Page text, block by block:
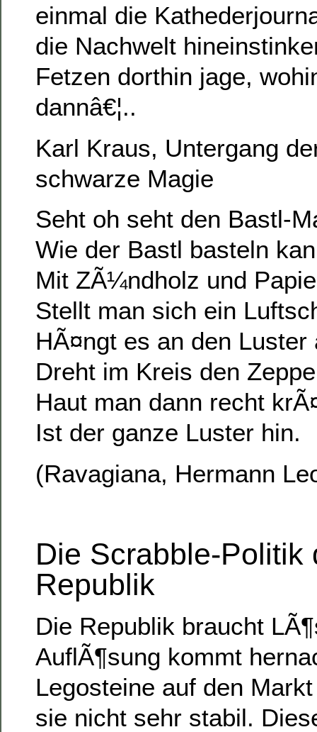
einmal die
die Nachwelt
Fetzen dorthin jage,
dannâ€¦..
Karl Kraus, Untergang
schwarze Magie
Seht oh seht den Bastl-
Wie der Bastl basteln
Mit ZÃ¼ndholz und
Stellt man sich ein
HÃ¤ngt es an den Luster
Dreht im Kreis den
Haut man dann recht
Ist der ganze Luster hin.
(Ravagiana, Hermann
Die Scrabble-Politik
Republik
Die Republik braucht
AuflÃ¶sung kommt
Legosteine auf den
sie nicht sehr stabil.